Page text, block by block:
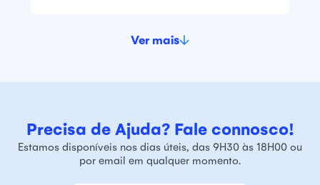
Ver mais
Precisa de Ajuda? Fale connosco!
Estamos disponíveis nos dias úteis, das 9H30 às 18H00 ou
por email em qualquer momento.